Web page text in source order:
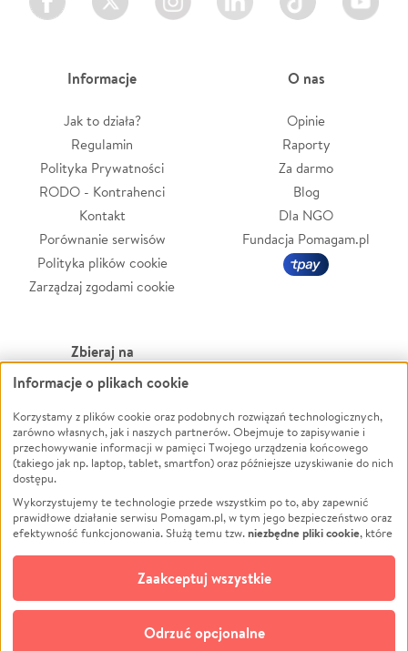
Informacje
Jak to działa?
Regulamin
Polityka Prywatności
RODO - Kontrahenci
Kontakt
Porównanie serwisów
Polityka plików cookie
Zarządzaj zgodami cookie
O nas
Opinie
Raporty
Za darmo
Blog
Dla NGO
Fundacja Pomagam.pl
Zbieraj na
Leczenie
Zwierzęta
Pożar
Ukraina
Pomoc Finansowa
Projekty
Pogrzeb
Społeczność lokalna
Kultura
Powódź
Wichura
NGO
Edukacja
Podróż
Impreza
Ochrona środowiska
Biznes
Informacje o plikach cookie
Korzystamy z plików cookie oraz podobnych rozwiązań technologicznych,
zarówno własnych, jak i naszych partnerów. Obejmuje to zapisywanie i
przechowywanie informacji w pamięci Twojego urządzenia końcowego
(takiego jak np. laptop, tablet, smartfon) oraz późniejsze uzyskiwanie do nich
dostępu.
Wykorzystujemy te technologie przede wszystkim po to, aby zapewnić
prawidłowe działanie serwisu Pomagam.pl, w tym jego bezpieczeństwo oraz
efektywność funkcjonowania. Służą temu tzw.niezbędne pliki cookie, które
opcjonalnych plików cookie
technologii do celów analitycznych i retargetingowych. Możesz wyrazić
zgodę na ich stosowanie lub jej odmówić. W dowolnym momencie masz
możliwość zmiany swoich preferencji na stronie „Zarządzaj zgodami cookie”,
do której link znajdziesz w stopce serwisu Pomagam.pl. Opcjonalne pliki
Odrzuć opcjonalne
Zaakceptuj wszystkie